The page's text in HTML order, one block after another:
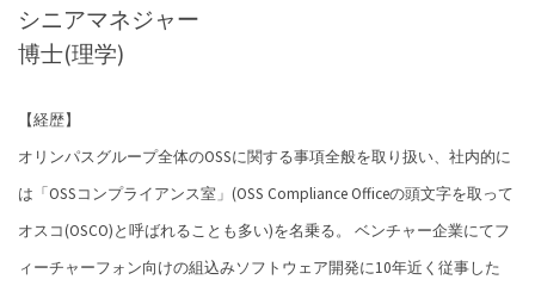
シニアマネジャー
博士(理学)
【経歴】
オリンパスグループ全体のOSSに関する事項全般を取り扱い、社内的に
は「OSSコンプライアンス室」(OSS Compliance Officeの頭文字を取って
オスコ(OSCO)と呼ばれることも多い)を名乗る。 ベンチャー企業にてフ
ィーチャーフォン向けの組込みソフトウェア開発に10年近く従事した